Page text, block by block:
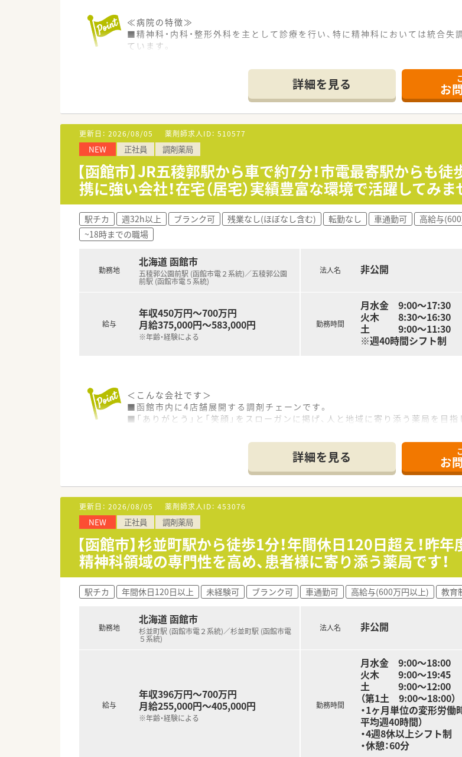
≪病院の特徴≫
■精神科・内科・整形外科を主として診療を行い、特に精神科においては統合失
ています。
■同法人では介護老人保健施設、グループホーム、デイサービス、指定居宅介護
■17時までの勤務で残業も少ない環境です。
■年間休日も114日と多めです。土曜日も隔週勤務でOK！シフトによって交替
≪こんな方におすすめ≫
■仕事とプライベートにメリハリのある生活をしたい方。
■病院実務経験が豊富で病棟業務が好きな方。
■精神科領域の経験がある、または興味がある方。
詳細を見る お
更新日： 2026/08/05 薬剤師求人ID： 510577
NEW 正社員 調剤薬局
【函館市】JR五稜郭駅から車で約7分！市電最寄駅からも
携に強い会社！在宅（居宅）実績豊富な環境で活躍してみま
駅チカ 週32h以上 ブランク可 残業なし(ほぼなし含む) 転勤なし 車通勤可 高給与
~18時までの職場
勤務地
北海道 函館市
五稜郭公園前駅 (函館市電２系統)／五稜郭公園
前駅 (函館市電５系統)
給与
年収450万円～700万円
月給375,000円～583,000円
※年齢・経験による
法人名 非公開
勤務時間
月水金 9:00～17:30
火木 8:30～16:30
土 9:00～11:30
※週40時間シフト制
＜こんな会社です＞
■函館市内に4店舗展開する調剤チェーンです。
■「ありがとう」と「笑顔」をスローガンに掲げ、人と地域に寄り添う薬局を目指
■患者様との距離が近く、薬剤師の存在をより身近に感じていただけます。
■自分自身のアイデアを活かして小回りの効いた仕事も実現可能。
■薬局事業の他、介護部門も事業展開しており、より密な多職種連携を強みとし
＜こんな方におすすめ＞
■函館市の調剤薬局で長期的に活躍し続けたい方。
■自身のスキルアップに向けて積極的な挑戦をしていきたい方。
■在宅経験、多職種連携など薬剤師としての業務の視野を広く持ちながら働き
詳細を見る お
更新日： 2026/08/05 薬剤師求人ID： 453076
NEW 正社員 調剤薬局
【函館市】杉並町駅から徒歩1分！年間休日120日超え！昨
精神科領域の専門性を高め、患者様に寄り添う薬局です！
駅チカ 年間休日120日以上 未経験可 ブランク可 車通勤可 高給与(600万円以上) 教育
勤務地
北海道 函館市
杉並町駅 (函館市電２系統)／杉並町駅 (函館市電
５系統)
給与
年収396万円～700万円
月給255,000円～405,000円
※年齢・経験による
法人名 非公開
勤務時間
月水金 9:00〜18:00
火木 9:00〜19:45
土 9:00〜12:00
（第1土 9:00～18:00）
・1ヶ月単位の変形労働
平均週40時間）
・4週8休以上シフト制
・休憩：60分